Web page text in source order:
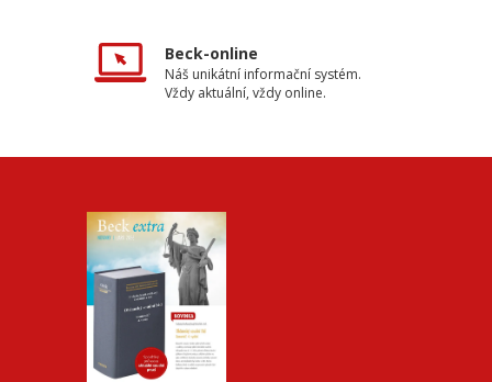
Beck-online
Náš unikátní informační systém.
Vždy aktuální, vždy online.